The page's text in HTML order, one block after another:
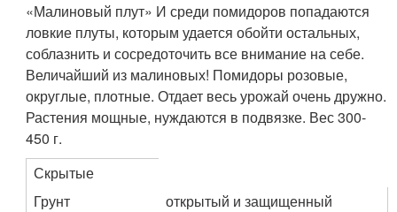
«Малиновый плут» И среди помидоров попадаются
ловкие плуты, которым удается обойти остальных,
соблазнить и сосредоточить все внимание на себе.
Величайший из малиновых! Помидоры розовые,
округлые, плотные. Отдает весь урожай очень дружно.
Растения мощные, нуждаются в подвязке. Вес 300-
450 г.
Скрытые
Грунт
открытый и защищенный